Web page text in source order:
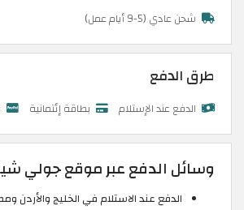
شحن عادي (5-9 أيام عمل)
طرق الدفع
الدفع عند الإستلام بطاقة إئتمانية
وسائل الدفع عبر موقع جولي
الدفع عند الاستلام في الخليج والأردن